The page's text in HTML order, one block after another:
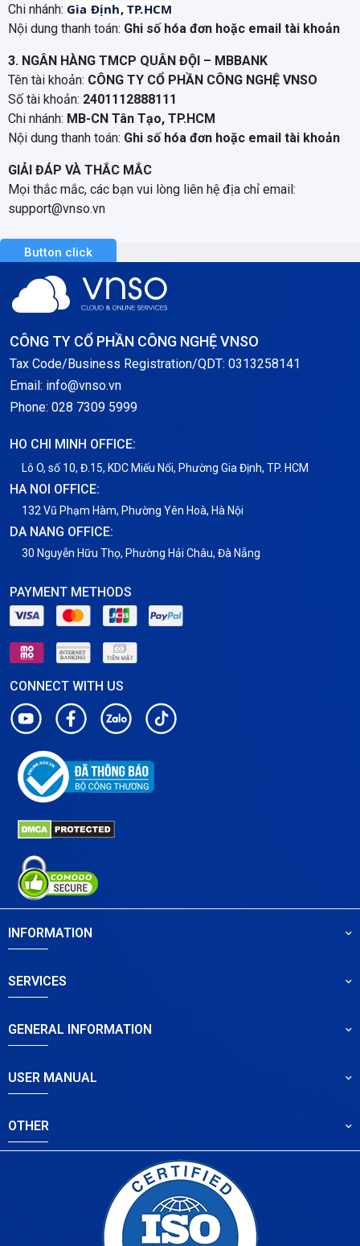
Chi nhánh: Gia Định, TP.HCM
Nội dung thanh toán: Ghi số hóa đơn hoặc email tài khoản
3. NGÂN HÀNG TMCP QUÂN ĐỘI – MBBANK
Tên tài khoản: CÔNG TY CỔ PHẦN CÔNG NGHỆ VNSO
Số tài khoản: 2401112888111
Chi nhánh: MB-CN Tân Tạo, TP.HCM
Nội dung thanh toán: Ghi số hóa đơn hoặc email tài khoản
GIẢI ĐÁP VÀ THẮC MẮC
Mọi thắc mắc, các bạn vui lòng liên hệ địa chỉ email:
support@vnso.vn
Button click
CÔNG TY CỔ PHẦN CÔNG NGHỆ VNSO
Tax Code/Business Registration/QDT: 0313258141
Email: info@vnso.vn
Phone: 028 7309 5999
HO CHI MINH OFFICE:
Lô O, số 10, Đ.15, KDC Miếu Nổi, Phường Gia Định, TP. HCM
HA NOI OFFICE:
132 Vũ Phạm Hàm, Phường Yên Hoà, Hà Nội
DA NANG OFFICE:
30 Nguyễn Hữu Thọ, Phường Hải Châu, Đà Nẵng
PAYMENT METHODS
CONNECT WITH US
INFORMATION
SERVICES
GENERAL INFORMATION
USER MANUAL
OTHER